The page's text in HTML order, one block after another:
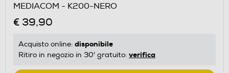
MEDIACOM - K200-NERO
€ 39,90
Acquisto online: disponibile
Ritiro in negozio in 30' gratuito: verifica